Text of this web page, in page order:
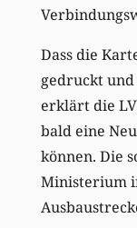
Dass die
gedruckt
erklärt die
bald eine
können. Die
Ministerium